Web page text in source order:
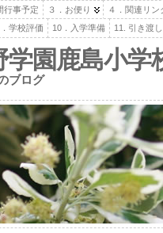
行事予定 ３．お便り
４．関連リン
学校評価 10．入学準備 11. 引き渡
学園鹿島小学
ブログ